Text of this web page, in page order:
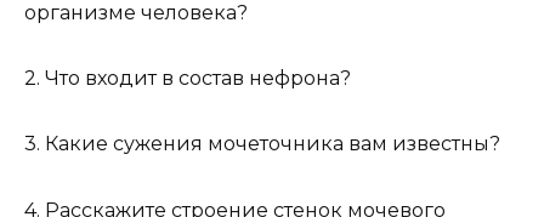
организме человека?
2. Что входит в состав нефрона?
3. Какие сужения мочеточника вам известны?
4. Расскажите строение стенок мочевого